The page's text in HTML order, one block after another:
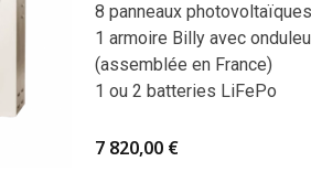
8 panneaux
1 armoire Billy avec
(assemblée en France)
1 ou 2 batteries LiFePo
7 820,00 €